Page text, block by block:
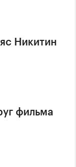
Никитин
фильма